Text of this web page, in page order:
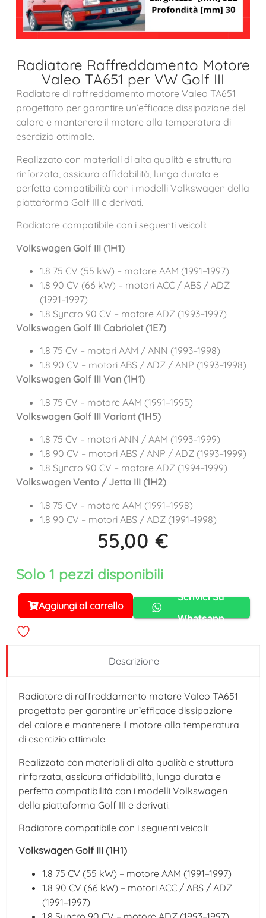
Radiatore Raffreddamento Motore
Valeo TA651 per VW Golf III
Radiatore di raffreddamento motore Valeo TA651
progettato per garantire un’efficace dissipazione del
calore e mantenere il motore alla temperatura di
esercizio ottimale.
Realizzato con materiali di alta qualità e struttura
rinforzata, assicura affidabilità, lunga durata e
perfetta compatibilità con i modelli Volkswagen della
piattaforma Golf III e derivati.
Radiatore compatibile con i seguenti veicoli:
Volkswagen Golf III (1H1)
1.8 75 CV (55 kW) – motore AAM (1991–1997)
1.8 90 CV (66 kW) – motori ACC / ABS / ADZ
(1991–1997)
1.8 Syncro 90 CV – motore ADZ (1993–1997)
Volkswagen Golf III Cabriolet (1E7)
1.8 75 CV – motori AAM / ANN (1993–1998)
1.8 90 CV – motori ABS / ADZ / ANP (1993–1998)
Volkswagen Golf III Van (1H1)
1.8 75 CV – motore AAM (1991–1995)
Volkswagen Golf III Variant (1H5)
1.8 75 CV – motori ANN / AAM (1993–1999)
1.8 90 CV – motori ABS / ANP / ADZ (1993–1999)
1.8 Syncro 90 CV – motore ADZ (1994–1999)
Volkswagen Vento / Jetta III (1H2)
1.8 75 CV – motore AAM (1991–1998)
1.8 90 CV – motori ABS / ADZ (1991–1998)
55,00 €
Solo 1 pezzi disponibili
Aggiungi al carrello
Alternative:
Scrivici Su
Whatsapp
Descrizione
Radiatore di raffreddamento motore Valeo TA651
progettato per garantire un’efficace dissipazione
del calore e mantenere il motore alla temperatura
di esercizio ottimale.
Realizzato con materiali di alta qualità e struttura
rinforzata, assicura affidabilità, lunga durata e
perfetta compatibilità con i modelli Volkswagen
della piattaforma Golf III e derivati.
Radiatore compatibile con i seguenti veicoli:
Volkswagen Golf III (1H1)
1.8 75 CV (55 kW) – motore AAM (1991–1997)
1.8 90 CV (66 kW) – motori ACC / ABS / ADZ
(1991–1997)